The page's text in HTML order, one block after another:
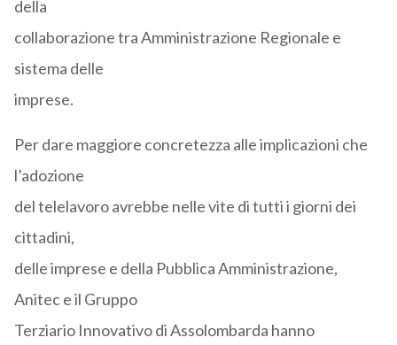
della
collaborazione tra Amministrazione Regionale e
sistema delle
imprese.
Per dare maggiore concretezza alle implicazioni che
l’adozione
del telelavoro avrebbe nelle vite di tutti i giorni dei
cittadini,
delle imprese e della Pubblica Amministrazione,
Anitec e il Gruppo
Terziario Innovativo di Assolombarda hanno